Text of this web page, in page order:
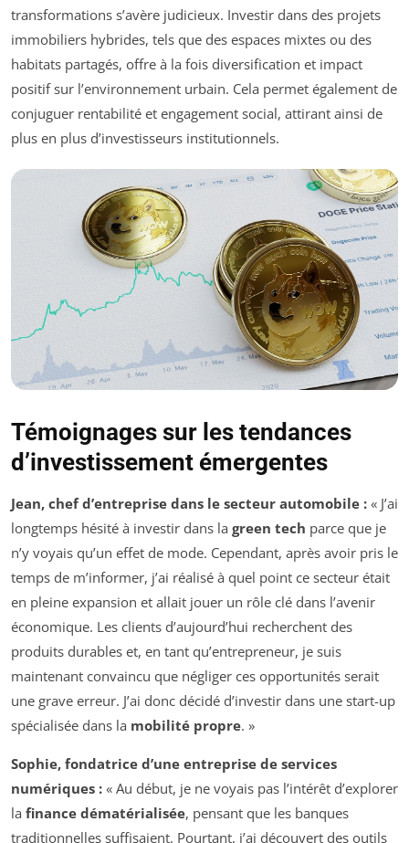
transformations s’avère judicieux. Investir dans des projets
immobiliers hybrides, tels que des espaces mixtes ou des
habitats partagés, offre à la fois diversification et impact
positif sur l’environnement urbain. Cela permet également de
conjuguer rentabilité et engagement social, attirant ainsi de
plus en plus d’investisseurs institutionnels.
Témoignages sur les tendances
d’investissement émergentes
Jean, chef d’entreprise dans le secteur automobile : « J’ai
longtemps hésité à investir dans la green tech parce que je
n’y voyais qu’un effet de mode. Cependant, après avoir pris le
temps de m’informer, j’ai réalisé à quel point ce secteur était
en pleine expansion et allait jouer un rôle clé dans l’avenir
économique. Les clients d’aujourd’hui recherchent des
produits durables et, en tant qu’entrepreneur, je suis
maintenant convaincu que négliger ces opportunités serait
une grave erreur. J’ai donc décidé d’investir dans une start-up
spécialisée dans la mobilité propre. »
Sophie, fondatrice d’une entreprise de services
numériques : « Au début, je ne voyais pas l’intérêt d’explorer
la finance dématérialisée, pensant que les banques
traditionnelles suffisaient. Pourtant, j’ai découvert des outils